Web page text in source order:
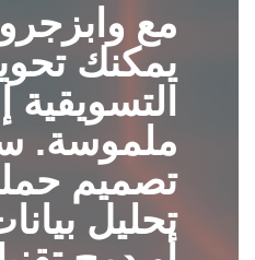
مع
يمكنك
التسويقية
ملموسة.
تصميم
تحليل